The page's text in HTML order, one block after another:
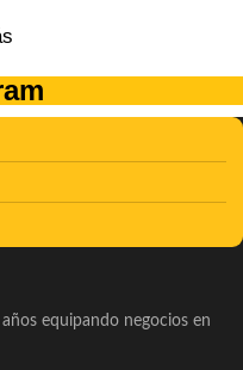
equipando negocios en